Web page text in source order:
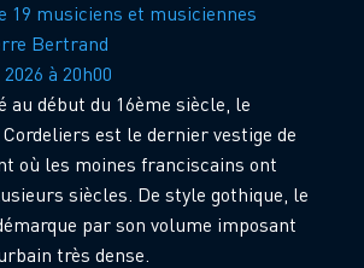
19 musiciens et musiciennes
Bertrand
à 20h00
au début du 16ème siècle, le
est le dernier vestige de
où les moines franciscains ont
siècles. De style gothique, le
par son volume imposant
très dense.